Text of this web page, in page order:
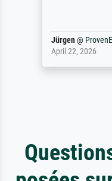
Jürgen@
April 22, 2026